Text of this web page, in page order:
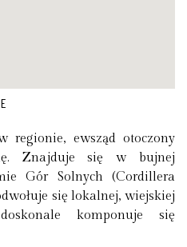
regionie, ewsząd otoczony
Znajduje się w bujnej
Gór Solnych (Cordillera
się lokalnej, wiejskiej
komponuje się